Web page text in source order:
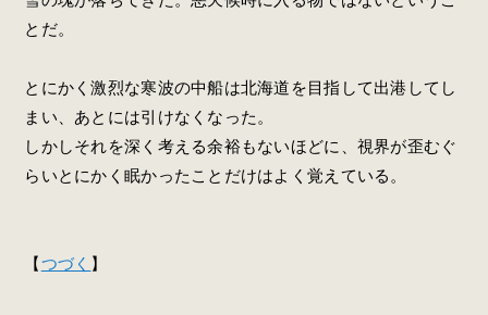
とだ。
とにかく激烈な寒波の中船は北海道を目指して出港してし
まい、あとには引けなくなった。
しかしそれを深く考える余裕もないほどに、視界が歪むぐ
らいとにかく眠かったことだけはよく覚えている。
【つづく 】